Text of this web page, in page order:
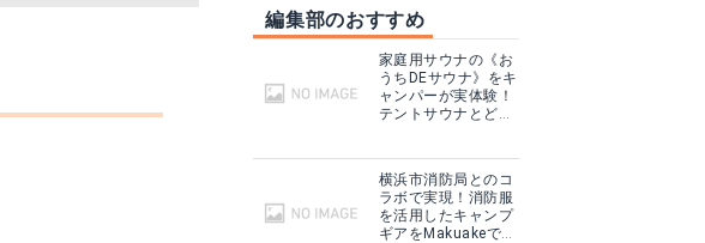
編集部のおすすめ
家庭用サウナの《お
うちDEサウナ》をキ
ャンパーが実体験！
テントサウナとどこ
横浜市消防局とのコ
ラボで実現！消防服
を活用したキャンプ
ギアをMakuakeで予